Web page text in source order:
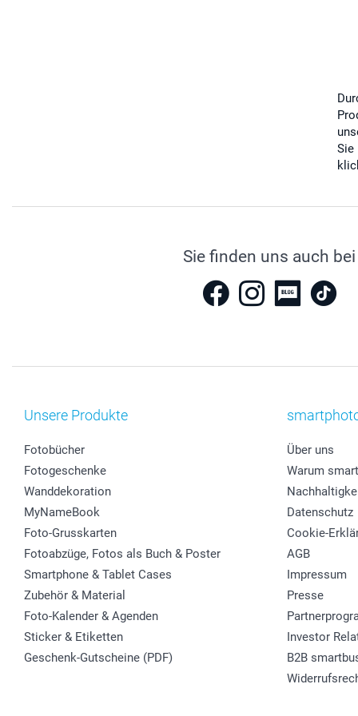
Sie
Sie finden uns auch bei
Unsere Produkte
Fotobücher
Fotogeschenke
Wanddekoration
MyNameBook
Foto-Grusskarten
Fotoabzüge, Fotos als Buch & Poster
Smartphone & Tablet Cases
Zubehör & Material
Foto-Kalender & Agenden
Sticker & Etiketten
Geschenk-Gutscheine (PDF)
Über uns
Warum
Datenschutz
Cookie-
AGB
Impressum
Presse
Investor
B2B